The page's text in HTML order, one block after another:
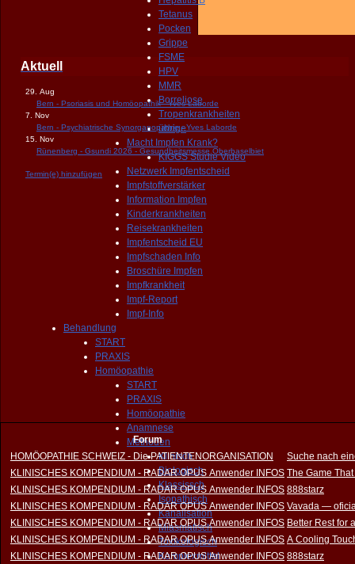
Tetanus
Pocken
Grippe
FSME
HPV
MMR
Borreliose
Tropenkrankheiten
übrige
Macht Impfen Krank?
KIGGS Studie Video
Netzwerk Impfentscheid
Impfstoffverstärker
Information Impfen
Kinderkrankheiten
Reisekrankheiten
Impfentscheid EU
Impfschaden Info
Broschüre Impfen
Impfkrankheit
Impf-Report
Impf-Info
Behandlung
START
PRAXIS
Homöopathie
START
PRAXIS
Homöopathie
Anamnese
Methoden
Klinisch
Biologisch
Klassissch
Isopathisch
Kanalisation
Miasmatisch
Toxikologisch
Komplexmittel
Aktuell
29. Aug
Bern - Psoriasis und Homöopathik - Yves Laborde
7. Nov
Bern - Psychiatrische Synorganopathie - Yves Laborde
15. Nov
Rünenberg - Gsundi 2026 - Gesundheitsmesse Oberbaselbiet
Termin(e) hinzufügen
Forum
HOMÖOPATHIE SCHWEIZ - Die PATIENTENORGANISATION
Suche nach
KLINISCHES KOMPENDIUM - RADAR OPUS Anwender INFOS The Game
KLINISCHES KOMPENDIUM - RADAR OPUS Anwender INFOS 888starz
KLINISCHES KOMPENDIUM - RADAR OPUS Anwender INFOS Vavada —
KLINISCHES KOMPENDIUM - RADAR OPUS Anwender INFOS Better Rest for
KLINISCHES KOMPENDIUM - RADAR OPUS Anwender INFOS A Cooling
KLINISCHES KOMPENDIUM - RADAR OPUS Anwender INFOS 888starz